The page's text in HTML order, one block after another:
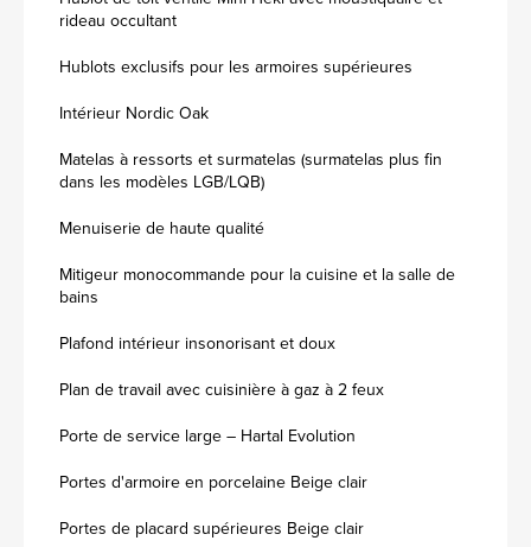
rideau occultant
Hublots exclusifs pour les armoires supérieures
Intérieur Nordic Oak
Matelas à ressorts et surmatelas (surmatelas plus fin
dans les modèles LGB/LQB)
Menuiserie de haute qualité
Mitigeur monocommande pour la cuisine et la salle de
bains
Plafond intérieur insonorisant et doux
Plan de travail avec cuisinière à gaz à 2 feux
Porte de service large – Hartal Evolution
Portes d'armoire en porcelaine Beige clair
Portes de placard supérieures Beige clair